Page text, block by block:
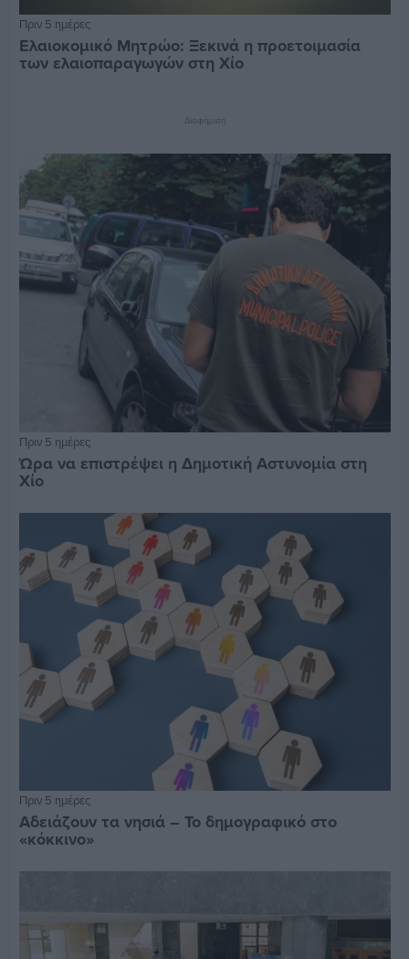
Πριν 5 ημέρες
Ελαιοκομικό Μητρώο: Ξεκινά η προετοιμασία
των ελαιοπαραγωγών στη Χίο
Διαφήμιση
Πριν 5 ημέρες
Ώρα να επιστρέψει η Δημοτική Αστυνομία στη
Χίο
Πριν 5 ημέρες
Αδειάζουν τα νησιά – Το δημογραφικό στο
«κόκκινο»